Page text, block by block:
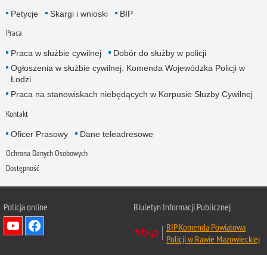
Petycje Skargi i wnioski BIP
Praca
Praca w służbie cywilnej
Dobór do służby w policji
Ogłoszenia w służbie cywilnej. Komenda Wojewódzka Policji w
Łodzi
Praca na stanowiskach niebędących w Korpusie Słuzby Cywilnej
Kontakt
Oficer Prasowy Dane teleadresowe
Ochrona Danych Osobowych
Dostępność
Policja online
Biuletyn Informacji Publicznej
BIP Komenda Powiatowa
Policji w Rawie Mazowieckiej